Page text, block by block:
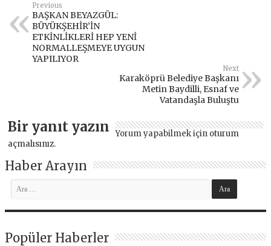
Previous
BAŞKAN BEYAZGÜL:
BÜYÜKŞEHİR’İN
ETKİNLİKLERİ HEP YENİ
NORMALLEŞMEYE UYGUN
YAPILIYOR
Next
Karaköprü Belediye Başkanı
Metin Baydilli, Esnaf ve
Vatandaşla Buluştu
Bir yanıt yazın Yorum yapabilmek için oturum
açmalısınız.
Haber Arayın
Popüler Haberler